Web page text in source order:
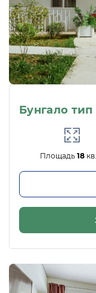
Бунгало тип
Площадь18